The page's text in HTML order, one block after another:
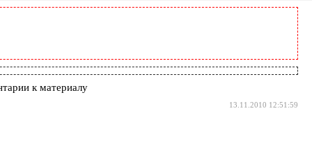
к материалу
13.11.2010 12:51:59